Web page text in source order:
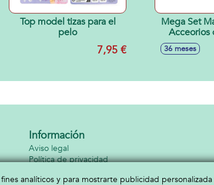
Top model tizas para el
pelo
7,95 €
Mega Set
Acceorios
36 meses
Información
Aviso legal
Política de privacidad
analíticos y para mostrarte publicidad